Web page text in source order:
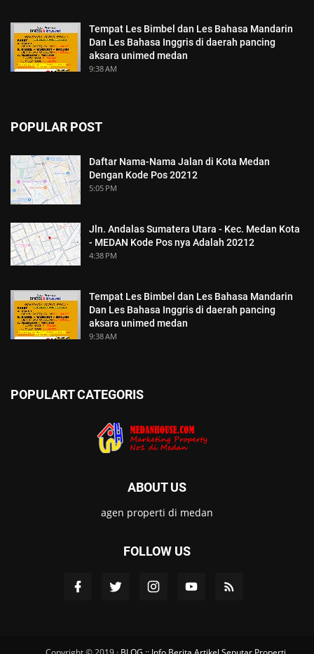
Tempat Les Bimbel dan Les Bahasa Mandarin
Dan Les Bahasa Inggris di daerah pancing
aksara unimed medan
9:38 AM
POPULAR POST
Daftar Nama-Nama Jalan di Kota Medan
Dengan Kode Pos 20212
5:05 PM
Jln. Andalas Sumatera Utara - Kec. Medan Kota
- MEDAN Kode Pos nya Adalah 20212
4:38 PM
Tempat Les Bimbel dan Les Bahasa Mandarin
Dan Les Bahasa Inggris di daerah pancing
aksara unimed medan
9:38 AM
POPULART CATEGORIS
ABOUT US
agen properti di medan
FOLLOW US